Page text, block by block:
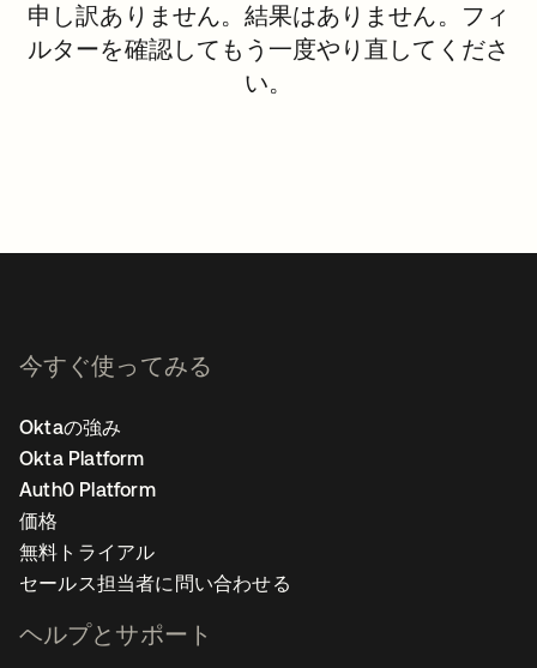
申し訳ありません。結果はありません。フィ
ルターを確認してもう一度やり直してくださ
い。
今すぐ使ってみる
Oktaの強み
Okta Platform
Auth0 Platform
価格
無料トライアル
セールス担当者に問い合わせる
ヘルプとサポート